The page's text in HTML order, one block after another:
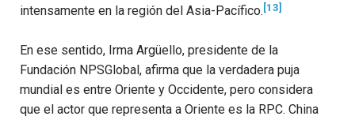
intensamente en la región del Asia-Pacífico. [13]
En ese sentido, Irma Argüello, presidente de la
Fundación NPSGlobal, afirma que la verdadera puja
mundial es entre Oriente y Occidente, pero considera
que el actor que representa a Oriente es la RPC. China